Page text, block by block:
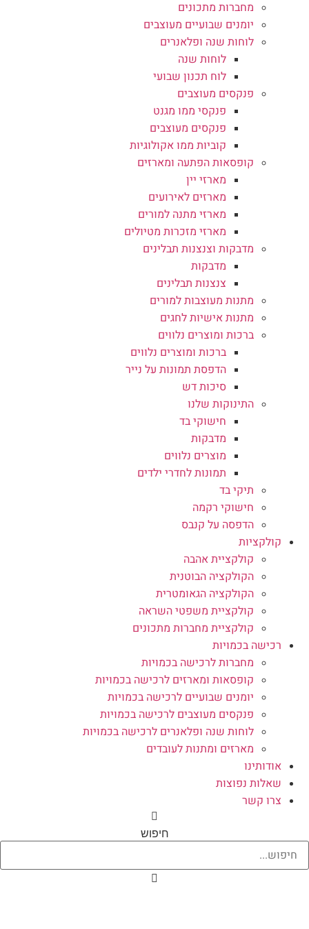
מחברות מתכונים
יומנים שבועיים מעוצבים
לוחות שנה ופלאנרים
לוחות שנה
לוח תכנון שבועי
פנקסים מעוצבים
פנקסי ממו מגנט
פנקסים מעוצבים
קוביות ממו אקולוגיות
קופסאות הפתעה ומארזים
מארזי יין
מארזים לאירועים
מארזי מתנה למורים
מארזי מזכרות מטיולים
מדבקות וצנצנות תבלינים
מדבקות
צנצנות תבלינים
מתנות מעוצבות למורים
מתנות אישיות לחגים
ברכות ומוצרים נלווים
ברכות ומוצרים נלווים
הדפסת תמונות על נייר
סיכות דש
התינוקות שלנו
חישוקי בד
מדבקות
מוצרים נלווים
תמונות לחדרי ילדים
תיקי בד
חישוקי רקמה
הדפסה על קנבס
קולקציות
קולקציית אהבה
הקולקציה הבוטנית
הקולקציה הגאומטרית
קולקציית משפטי השראה
קולקציית מחברות מתכונים
רכישה בכמויות
מחברות לרכישה בכמויות
קופסאות ומארזים לרכישה בכמויות
יומנים שבועיים לרכישה בכמויות
פנקסים מעוצבים לרכישה בכמויות
לוחות שנה ופלאנרים לרכישה בכמויות
מארזים ומתנות לעובדים
אודותינו
שאלות נפוצות
צרו קשר
חיפוש